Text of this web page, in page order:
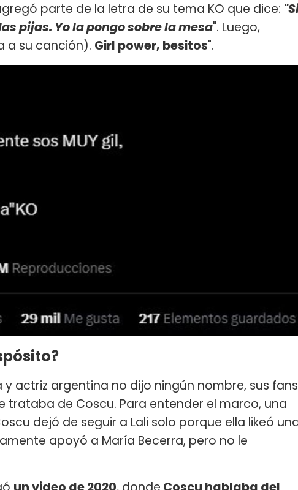
parte de la letra de su tema KO que dice:
pijas. Yo la pongo sobre la mesa". Luego,
a su canción). Girl power, besitos".
actriz argentina no dijo ningún nombre, sus fans
trataba de Coscu. Para entender el marco, una
dejó de seguir a Lali solo porque ella likeó
apoyó a María Becerra, pero no le